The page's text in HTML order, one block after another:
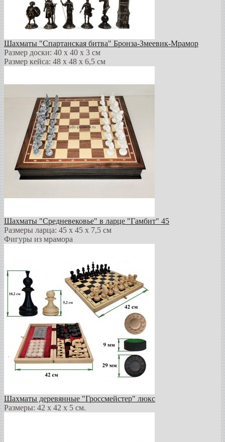
Шахматы "Спартанская битва" Бронза-Змеевик-Мрамор
Размер доски: 40 х 40 х 3 см
Размер кейса: 48 х 48 х 6,5 см
Шахматы "Средневековье" в ларце "Гамбит" 45
Размеры ларца: 45 x 45 х 7,5 см
Фигуры из мрамора
Шахматы деревянные "Гроссмейстер" люкс
Размеры: 42 x 42 x 5 см.